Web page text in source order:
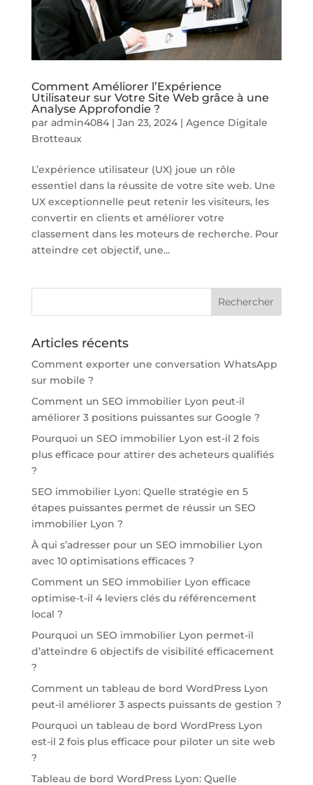
Comment Améliorer l’Expérience
Utilisateur sur Votre Site Web grâce à une
Analyse Approfondie ?
par admin4084| Jan 23, 2024| Agence Digitale
Brotteaux
L’expérience utilisateur (UX) joue un rôle
essentiel dans la réussite de votre site web. Une
UX exceptionnelle peut retenir les visiteurs, les
convertir en clients et améliorer votre
classement dans les moteurs de recherche. Pour
atteindre cet objectif, une...
Articles récents
Comment exporter une conversation WhatsApp
sur mobile ?
Comment un SEO immobilier Lyon peut-il
améliorer 3 positions puissantes sur Google ?
Pourquoi un SEO immobilier Lyon est-il 2 fois
plus efficace pour attirer des acheteurs qualifiés
?
SEO immobilier Lyon: Quelle stratégie en 5
étapes puissantes permet de réussir un SEO
immobilier Lyon ?
À qui s’adresser pour un SEO immobilier Lyon
avec 10 optimisations efficaces ?
Comment un SEO immobilier Lyon efficace
optimise-t-il 4 leviers clés du référencement
local ?
Pourquoi un SEO immobilier Lyon permet-il
d’atteindre 6 objectifs de visibilité efficacement
?
Comment un tableau de bord WordPress Lyon
peut-il améliorer 3 aspects puissants de gestion ?
Pourquoi un tableau de bord WordPress Lyon
est-il 2 fois plus efficace pour piloter un site web
?
Tableau de bord WordPress Lyon: Quelle